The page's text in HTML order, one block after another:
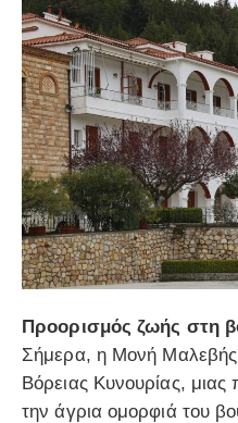
Προορισμός ζωής στη
Σήμερα, η Μονή Μαλεβής
Βόρειας Κυνουρίας, μιας
την άγρια ομορφιά του